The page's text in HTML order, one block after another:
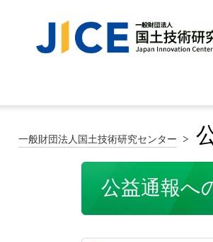
一般財団法人国土技術研究センター
公益通報へ